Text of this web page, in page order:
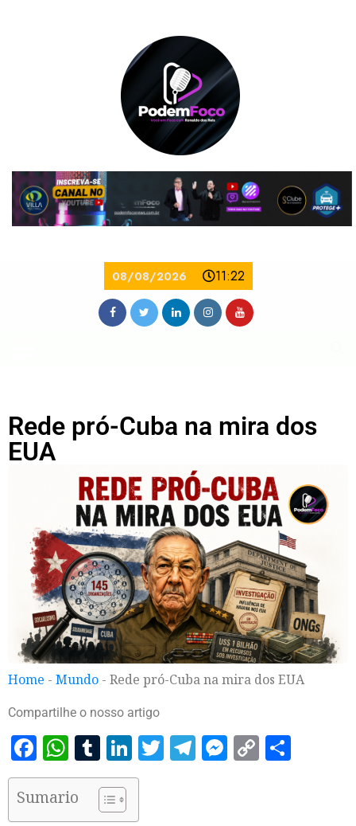
08/08/2026 11:22
Rede pró-Cuba na mira dos
EUA
Home - Mundo - Rede pró-Cuba na mira dos EUA
Compartilhe o nosso artigo
Facebook
WhatsApp
Tumblr
LinkedIn
Twitter
Telegram
Messenger
Copy
Sumario